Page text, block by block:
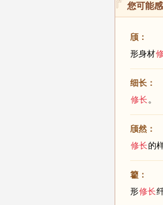
您可能
颀：
形身材
细长：
修长 。
颀然：
修长 的
籊：
形修长